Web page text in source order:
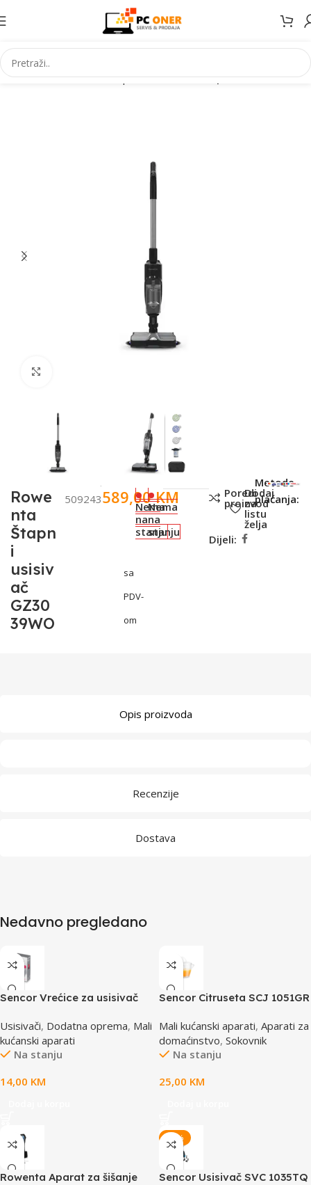
Početna Mali kućanski aparati Usisivači Štapni usisivači
Rowe
nta
Štapn
i
usisiv
ač
GZ30
39WO
SKU:
509243589,00KM
sa
PDV-
om
Nema
na
stanju
Nema
na
stanju
Poredi
proizvod
Dodaj
na
listu
želja
Dijeli:
Metode
plaćanja:
Opis proizvoda
Recenzije
Dostava
Nedavno pregledano
Sencor Vrećice za usisivač
Usisivači, Dodatna oprema, Mali
kućanski aparati
Na stanju
14,00 KM
Sencor Citruseta SCJ 1051GR
Mali kućanski aparati, Aparati za
domaćinstvo, Sokovnik
Na stanju
25,00 KM
Rowenta Aparat za šišanje
-15%
Sencor Usisivač SVC 1035TQ